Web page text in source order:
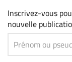
Inscrivez-vous
nouvelle